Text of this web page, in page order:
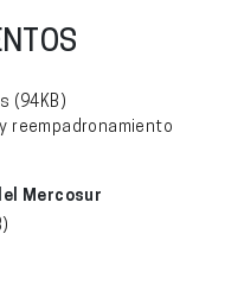
(94KB)
reempadronamiento
Mercosur